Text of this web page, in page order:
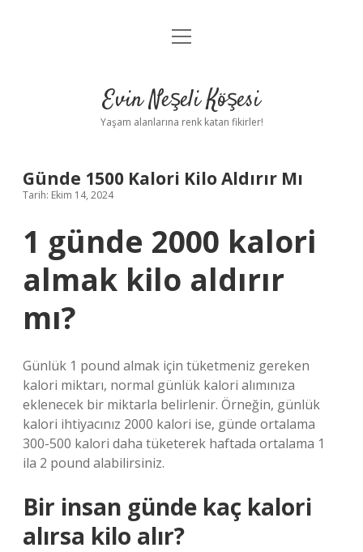
Anasayfa
Yasal Uyarı
menüyü
Evin Neşeli Köşesi
Yaşam alanlarına renk katan fikirler!
Günde 1500 Kalori Kilo Aldırır Mı
Tarih: Ekim 14, 2024
1 günde 2000 kalori
almak kilo aldırır
mı?
Günlük 1 pound almak için tüketmeniz gereken
kalori miktarı, normal günlük kalori alımınıza
eklenecek bir miktarla belirlenir. Örneğin, günlük
kalori ihtiyacınız 2000 kalori ise, günde ortalama
300-500 kalori daha tüketerek haftada ortalama 1
ila 2 pound alabilirsiniz.
Bir insan günde kaç kalori
alırsa kilo alır?